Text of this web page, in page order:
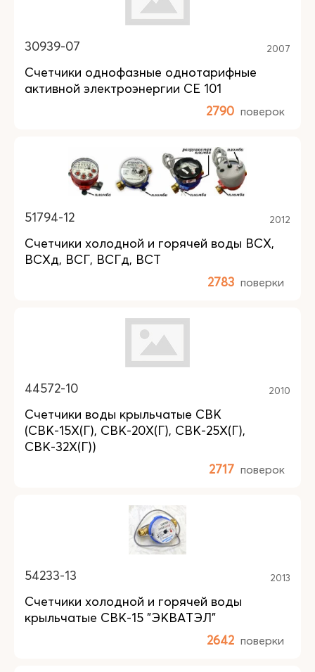
30939-07 2007
Счетчики однофазные однотарифные
активной электроэнергии СЕ 101
2790 поверок
51794-12 2012
Счетчики холодной и горячей воды ВСХ,
ВСХд, ВСГ, ВСГд, ВСТ
2783 поверки
44572-10 2010
Счетчики воды крыльчатые СВК
(СВК-15Х(Г), СВК-20Х(Г), СВК-25Х(Г),
СВК-32Х(Г))
2717 поверок
54233-13 2013
Счетчики холодной и горячей воды
крыльчатые СВК-15 "ЭКВАТЭЛ"
2642 поверки